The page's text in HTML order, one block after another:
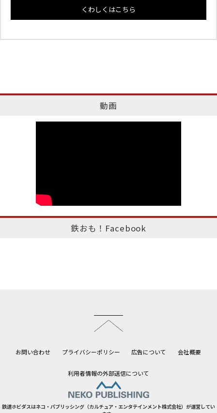
くわしくはこちら
動画
鉄おも！Facebook
お問い合わせ プライバシーポリシー 広告について 会社概要
利用者情報の外部送信について
鉄道ホビダスはネコ・パブリッシング（カルチュア・エンタテインメント株式会社）が運営してい